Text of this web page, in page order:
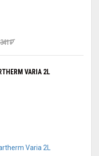
₽
VARIA 2L